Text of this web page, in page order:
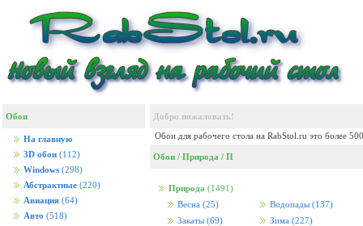
Обои
На главную
3D обои (112)
Windows (298)
Абстрактные (220)
Авиация (64)
Авто (518)
Добро пожаловать!
Обои для рабочего стола на RabStol.ru это более
Обои / Природа / П
Природа (1491)
Весна (25) Водопады (137)
Закаты (69) Зима (227)